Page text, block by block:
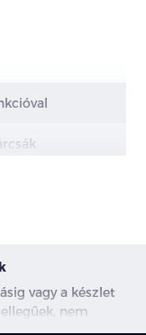
rögzítési
vagy a készlet
nem
illusztrációk. A